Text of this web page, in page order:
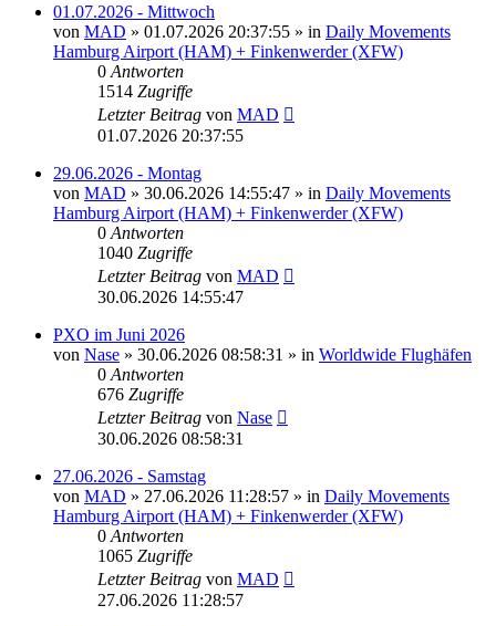
01.07.2026 - Mittwoch
von MAD » 01.07.2026 20:37:55 » in Daily Movements
Hamburg Airport (HAM) + Finkenwerder (XFW)
0 Antworten
1514 Zugriffe
Letzter Beitrag von MAD
01.07.2026 20:37:55
29.06.2026 - Montag
von MAD » 30.06.2026 14:55:47 » in Daily Movements
Hamburg Airport (HAM) + Finkenwerder (XFW)
0 Antworten
1040 Zugriffe
Letzter Beitrag von MAD
30.06.2026 14:55:47
PXO im Juni 2026
von Nase » 30.06.2026 08:58:31 » in Worldwide Flughäfen
0 Antworten
676 Zugriffe
Letzter Beitrag von Nase
30.06.2026 08:58:31
27.06.2026 - Samstag
von MAD » 27.06.2026 11:28:57 » in Daily Movements
Hamburg Airport (HAM) + Finkenwerder (XFW)
0 Antworten
1065 Zugriffe
Letzter Beitrag von MAD
27.06.2026 11:28:57